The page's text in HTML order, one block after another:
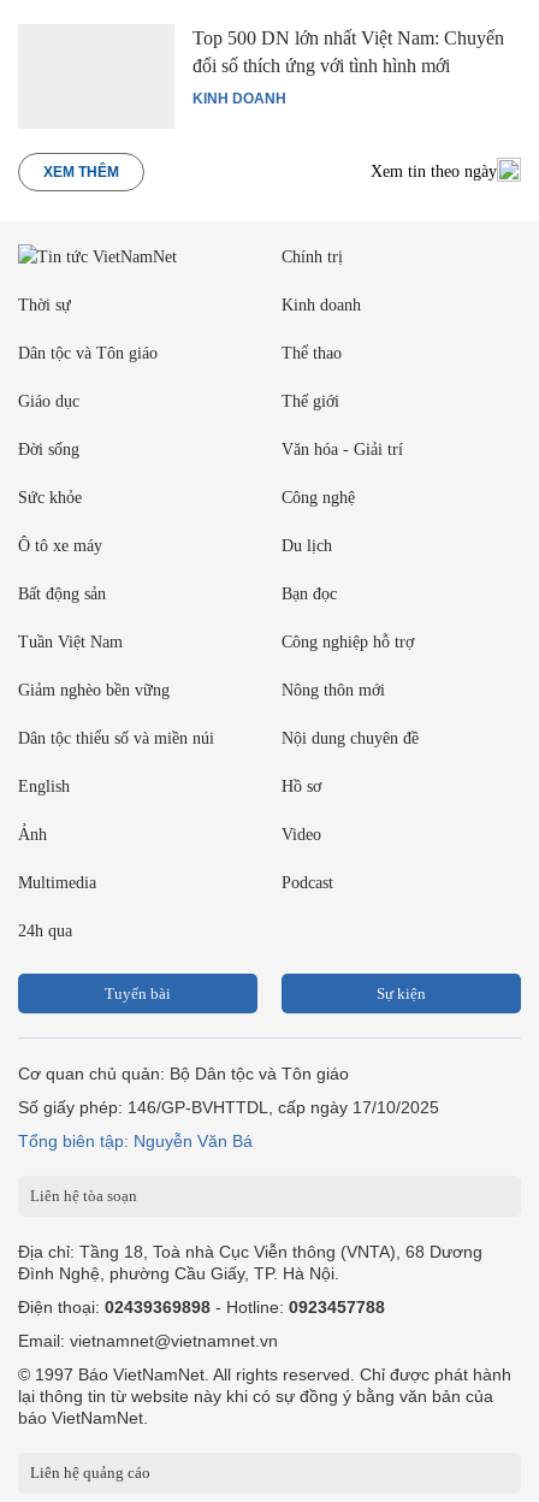
KINH DOANH
Top 500 DN lớn nhất Việt Nam: Chuyển
đổi số thích ứng với tình hình mới
XEM THÊM Xem tin theo ngày
Chính trị
Thời sự Kinh doanh
Dân tộc và Tôn giáo Thể thao
Giáo dục Thế giới
Đời sống Văn hóa - Giải trí
Sức khỏe Công nghệ
Ô tô xe máy Du lịch
Bất động sản Bạn đọc
Tuần Việt Nam Công nghiệp hỗ trợ
Giảm nghèo bền vững Nông thôn mới
Dân tộc thiểu số và miền núi Nội dung chuyên đề
English Hồ sơ
Ảnh Video
Multimedia Podcast
24h qua
Tuyến bài Sự kiện
Cơ quan chủ quản: Bộ Dân tộc và Tôn giáo
Số giấy phép: 146/GP-BVHTTDL, cấp ngày 17/10/2025
Tổng biên tập: Nguyễn Văn Bá
Liên hệ tòa soạn
Địa chỉ: Tầng 18, Toà nhà Cục Viễn thông (VNTA), 68 Dương
Đình Nghệ, phường Cầu Giấy, TP. Hà Nội.
Điện thoại: 02439369898 - Hotline: 0923457788
Email: vietnamnet@vietnamnet.vn
© 1997 Báo VietNamNet. All rights reserved. Chỉ được phát hành
lại thông tin từ website này khi có sự đồng ý bằng văn bản của
báo VietNamNet.
Liên hệ quảng cáo